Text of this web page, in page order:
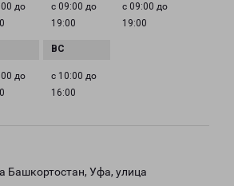
до
с 09:00 до
19:00
с 09:00 до
19:00
до
с 10:00 до
16:00
Башкортостан, Уфа, улица